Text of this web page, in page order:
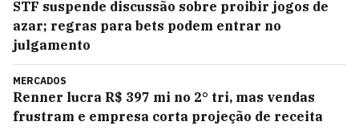
STF suspende discussão sobre proibir jogos de
azar; regras para bets podem entrar no
julgamento
MERCADOS
Renner lucra R$ 397 mi no 2° tri, mas vendas
frustram e empresa corta projeção de receita